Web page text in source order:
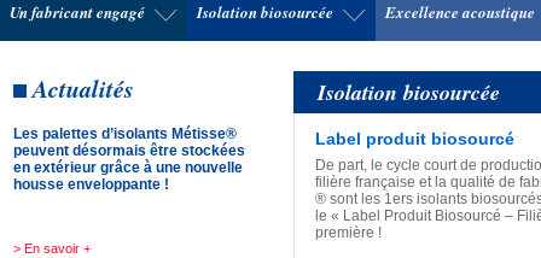
Un fabricant engagé Isolation biosourcée Excellence acoustique
Actualités
Les palettes d’isolants Métisse®
peuvent désormais être stockées
en extérieur grâce à une nouvelle
housse enveloppante !
> En savoir +
Isolation biosourcée
Label produit biosourcé
De part, le cycle court de
filière française et la qualité de
® sont les 1ers isolants
le « Label Produit Biosourcé –
première !